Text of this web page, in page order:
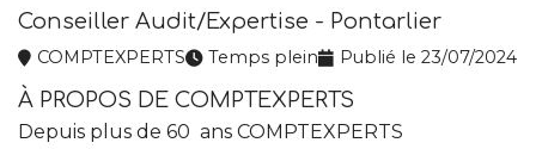
Conseiller Audit/Expertise - Pontarlier
COMPTEXPERTS Temps plein Publié le 23/07/2024
À PROPOS DE COMPTEXPERTS
Depuis plus de 60 ans COMPTEXPERTS